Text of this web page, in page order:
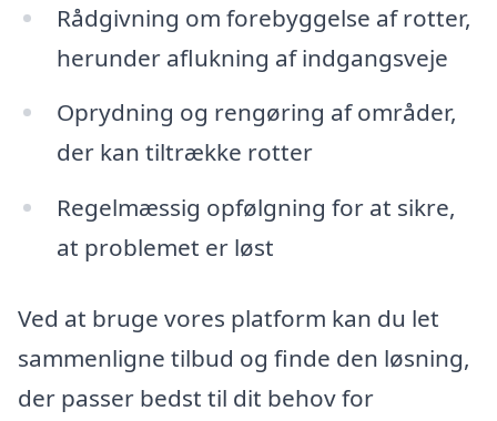
Rådgivning om forebyggelse af rotter,
herunder aflukning af indgangsveje
Oprydning og rengøring af områder,
der kan tiltrække rotter
Regelmæssig opfølgning for at sikre,
at problemet er løst
Ved at bruge vores platform kan du let
sammenligne tilbud og finde den løsning,
der passer bedst til dit behov for